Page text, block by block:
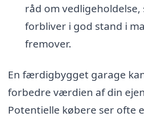
råd om vedligeholdelse,
forbliver i god stand i
fremover.
En færdigbygget garage
forbedre værdien af din
Potentielle købere ser ofte